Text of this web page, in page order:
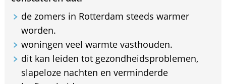
de zomers in Rotterdam steeds warmer
worden.
woningen veel warmte vasthouden.
dit kan leiden tot gezondheidsproblemen,
slapeloze nachten en verminderde